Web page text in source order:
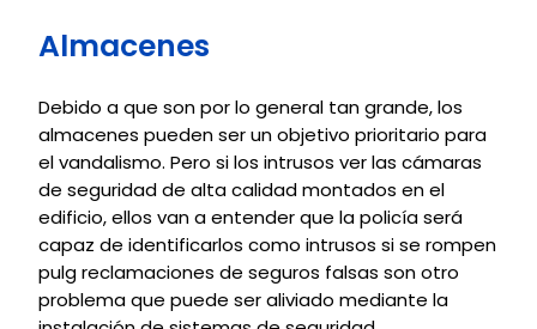
Almacenes
Debido a que son por lo general tan grande, los
almacenes pueden ser un objetivo prioritario para
el vandalismo. Pero si los intrusos ver las cámaras
de seguridad de alta calidad montados en el
edificio, ellos van a entender que la policía será
capaz de identificarlos como intrusos si se rompen
pulg reclamaciones de seguros falsas son otro
problema que puede ser aliviado mediante la